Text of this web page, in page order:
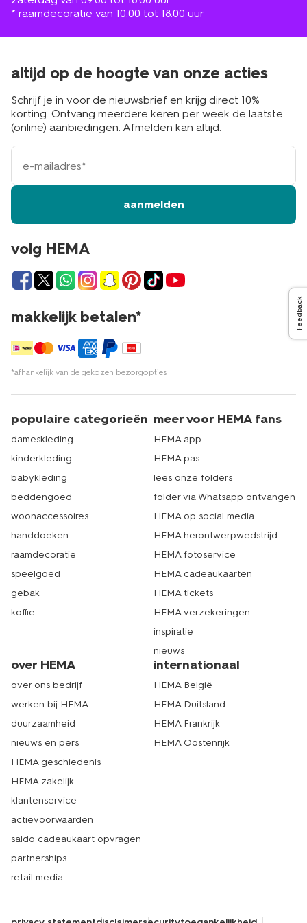
* raamdecoratie van 10.00 tot 18.00 uur
volg HEMA
makkelijk betalen*
*afhankelijk van de gekozen bezorgopties
altijd op de hoogte van onze acties
Schrijf je in voor de nieuwsbrief en krijg direct 10%
korting. Ontvang meerdere keren per week de laatste
(online) aanbiedingen. Afmelden kan altijd.
e-
mailadres
aanmelden
populaire categorieën
dameskleding
kinderkleding
babykleding
beddengoed
woonaccessoires
handdoeken
raamdecoratie
speelgoed
gebak
koffie
meer voor HEMA fans
HEMA app
HEMA pas
lees onze folders
folder via Whatsapp ontvangen
HEMA op social media
HEMA herontwerpwedstrijd
HEMA fotoservice
HEMA cadeaukaarten
HEMA tickets
HEMA verzekeringen
inspiratie
nieuws
over HEMA
over ons bedrijf
werken bij HEMA
duurzaamheid
nieuws en pers
HEMA geschiedenis
HEMA zakelijk
klantenservice
actievoorwaarden
saldo cadeaukaart opvragen
partnerships
retail media
internationaal
HEMA België
HEMA Duitsland
HEMA Frankrijk
HEMA Oostenrijk
Feedback